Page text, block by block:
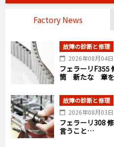
Factory News
故障の診断と修理
2026年08月04日
フェラーリ
筒 新たな 章
故障の診断と修理
2026年08月03日
フェラーリ308
言うこと…